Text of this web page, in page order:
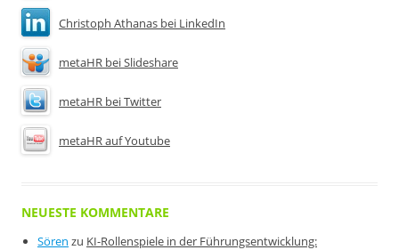
Christoph Athanas bei LinkedIn
metaHR bei Slideshare
metaHR bei Twitter
metaHR auf Youtube
NEUESTE KOMMENTARE
Sören zu KI-Rollenspiele in der Führungsentwicklung: